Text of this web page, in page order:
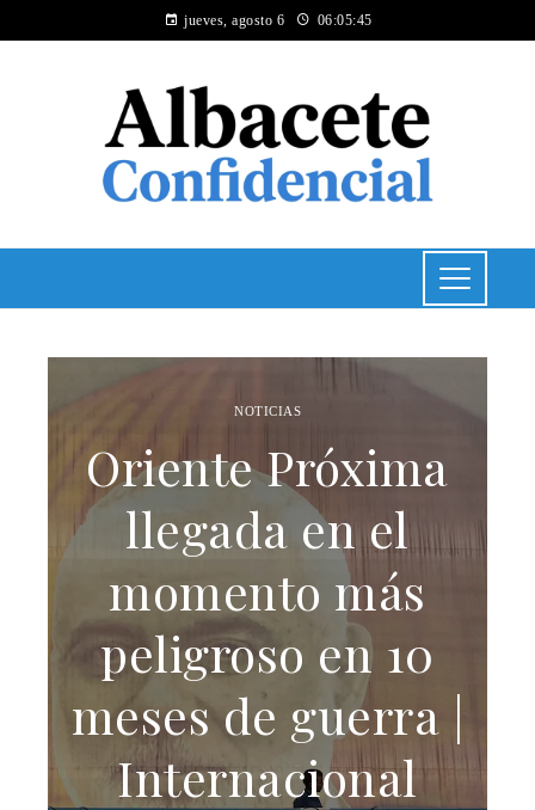
jueves, agosto 6 06:05:46
NOTICIAS
Oriente Próxima
llegada en el
momento más
peligroso en 10
meses de guerra |
Internacional